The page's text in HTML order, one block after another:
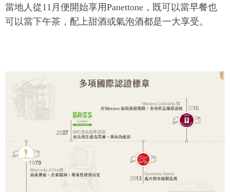
當地人從11月便開始享用Panettone，既可以當早餐也
可以當下午茶，配上甜酒或氣泡酒都是一大享受。